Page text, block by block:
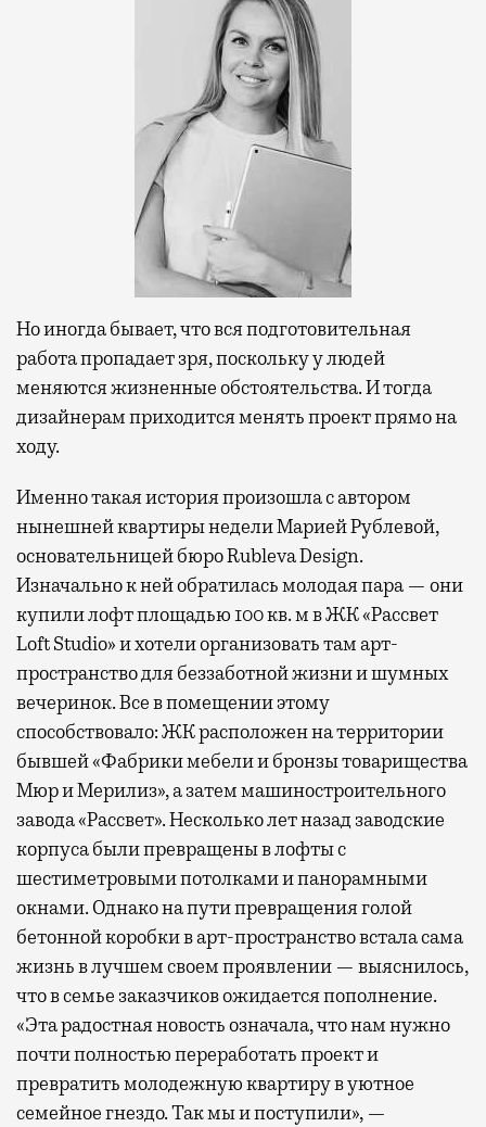
Но иногда бывает, что вся подготовительная
работа пропадает зря, поскольку у людей
меняются жизненные обстоятельства. И тогда
дизайнерам приходится менять проект прямо на
ходу.
Именно такая история произошла с автором
нынешней квартиры недели Марией Рублевой,
основательницей бюро Rubleva Design.
Изначально к ней обратилась молодая пара — они
купили лофт площадью 100 кв. м в ЖК «Рассвет
Loft Studio» и хотели организовать там арт-
пространство для беззаботной жизни и шумных
вечеринок. Все в помещении этому
способствовало: ЖК расположен на территории
бывшей «Фабрики мебели и бронзы товарищества
Мюр и Мерилиз», а затем машиностроительного
завода «Рассвет». Несколько лет назад заводские
корпуса были превращены в лофты с
шестиметровыми потолками и панорамными
окнами. Однако на пути превращения голой
бетонной коробки в арт-пространство встала сама
жизнь в лучшем своем проявлении — выяснилось,
что в семье заказчиков ожидается пополнение.
«Эта радостная новость означала, что нам нужно
почти полностью переработать проект и
превратить молодежную квартиру в уютное
семейное гнездо. Так мы и поступили», —